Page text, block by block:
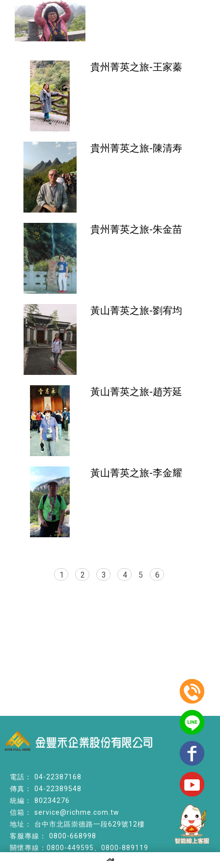
貴州菁英之旅-王家蓁
貴州菁英之旅-陳清寿
貴州菁英之旅-朱金苗
黃山菁英之旅-劉宥均
黃山菁英之旅-趙芳延
黃山菁英之旅-李金耀
1 2 3 4 5 6
04-22387168
04-22389548
80234276
service@richme.com.tw
台中市北區崇德路一段629號12樓
0800-668998
關懷專線：0800-449595、0800-889119